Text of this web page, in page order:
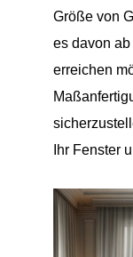
Größe von
es davon
erreichen
Ihr Fenster